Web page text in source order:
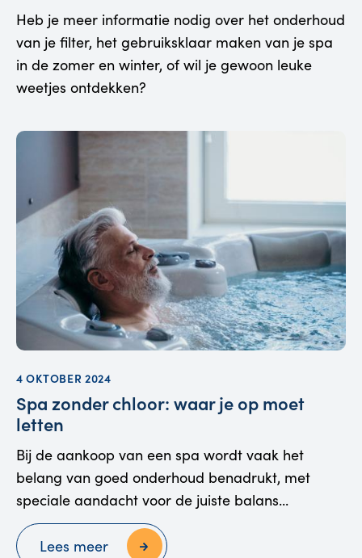
Heb je meer informatie nodig over het onderhoud
van je filter, het gebruiksklaar maken van je spa
in de zomer en winter, of wil je gewoon leuke
weetjes ontdekken?
4 OKTOBER 2024
Spa zonder chloor: waar je op moet
letten
Bij de aankoop van een spa wordt vaak het
belang van goed onderhoud benadrukt, met
speciale aandacht voor de juiste balans...
Lees meer